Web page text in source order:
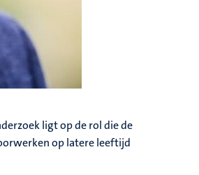
ligt op de rol die de
op latere leeftijd